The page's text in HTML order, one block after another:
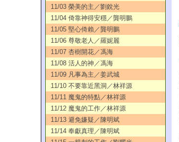
11/03 榮美的主／劉銳光
11/04 倚靠神得安穩／龔明鵬
11/05 堅心倚賴／龔明鵬
11/06 尊敬老人／羅妮麗
11/07 杏樹開花／馮海
11/08 活人的神／馮海
11/09 凡事為主／姜武城
11/10 不要靠近黑洞／林祥源
11/11 魔鬼的特點／林祥源
11/12 魔鬼的工作／林祥源
11/13 避免嫌疑／陳明斌
11/14 奉獻真理／陳明斌